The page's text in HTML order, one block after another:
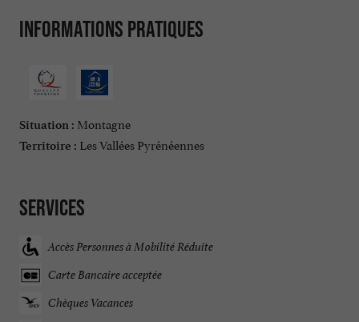
Informations pratiques
Situation : Montagne
Territoire : Les Vallées Pyrénéennes
Services
Accès Personnes à Mobilité Réduite
Carte Bancaire acceptée
Chèques Vacances